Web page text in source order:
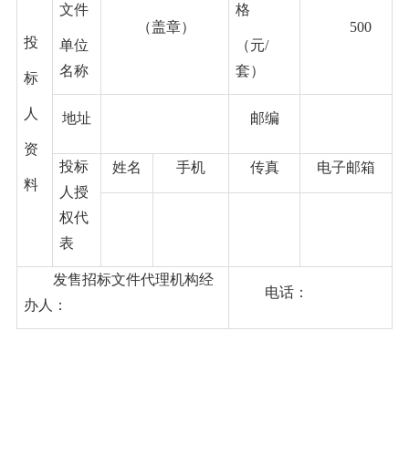
投
标
人
资
料
文件
单位
名称
（盖章）
格
（元/
套）
500
地址 邮编
投标
人授
权代
表
姓名 手机 传真 电子邮箱
发售招标文件代理机构经
办人：
电话：